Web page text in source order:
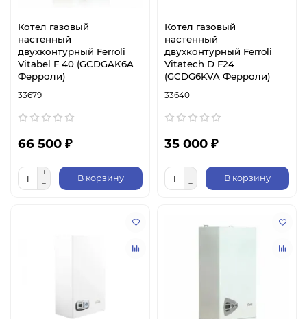
Котел газовый
настенный
двухконтурный Ferroli
Vitabel F 40 (GCDGAK6A
Ферроли)
33679
66 500 ₽
В корзину
Котел газовый
настенный
двухконтурный Ferroli
Vitatech D F24
(GCDG6KVA Ферроли)
33640
35 000 ₽
В корзину